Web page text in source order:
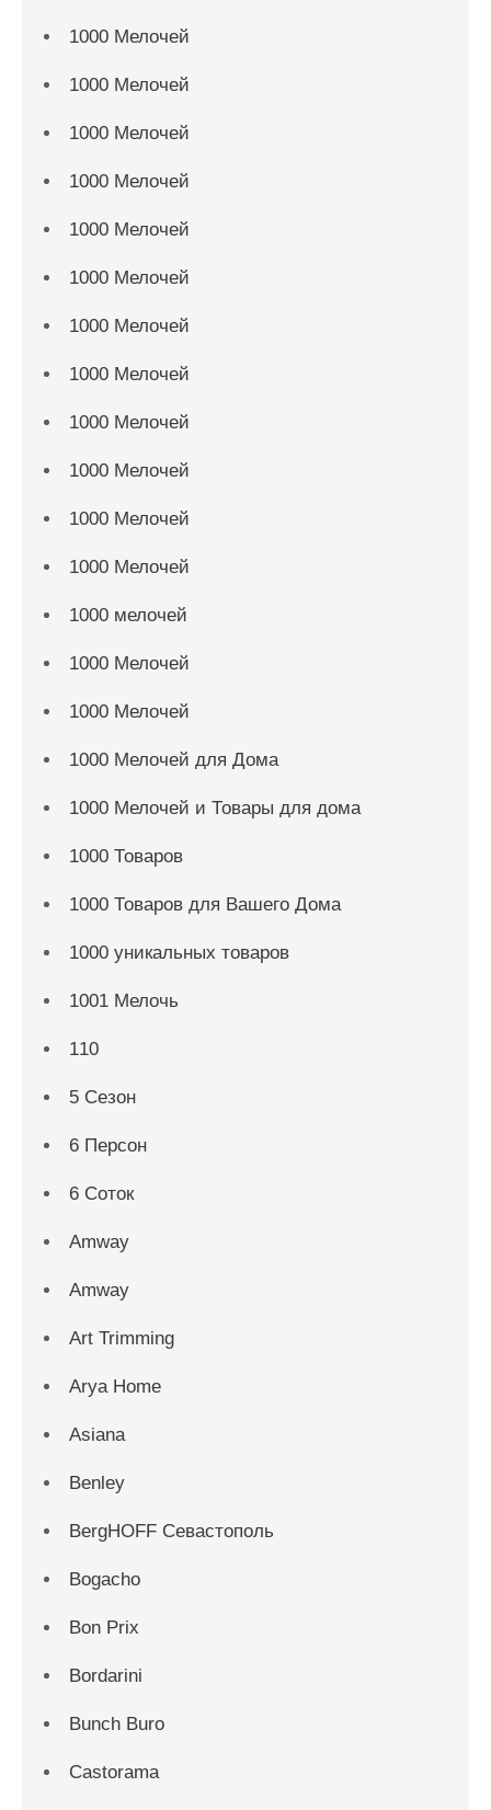
1000 Мелочей
1000 Мелочей
1000 Мелочей
1000 Мелочей
1000 Мелочей
1000 Мелочей
1000 Мелочей
1000 Мелочей
1000 Мелочей
1000 Мелочей
1000 Мелочей
1000 Мелочей
1000 мелочей
1000 Мелочей
1000 Мелочей
1000 Мелочей для Дома
1000 Мелочей и Товары для дома
1000 Товаров
1000 Товаров для Вашего Дома
1000 уникальных товаров
1001 Мелочь
110
5 Сезон
6 Персон
6 Соток
Amway
Amway
Art Trimming
Arya Home
Asiana
Benley
BergHOFF Севастополь
Bogacho
Bon Prix
Bordarini
Bunch Buro
Castorama